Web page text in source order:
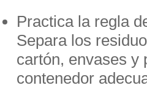
Practica la regla
Separa los
cartón, envases y
contenedor